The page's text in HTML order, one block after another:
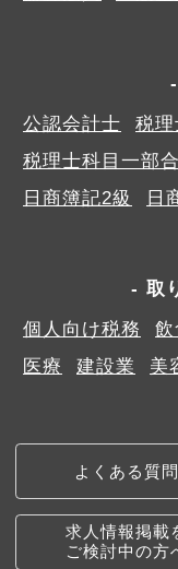
公認会計士
税理
税理士科目一部
日商簿記2級
日
取
個人向け税務
飲
医療
建設業 美
よくある質問
求人情報掲載
ご検討中の方